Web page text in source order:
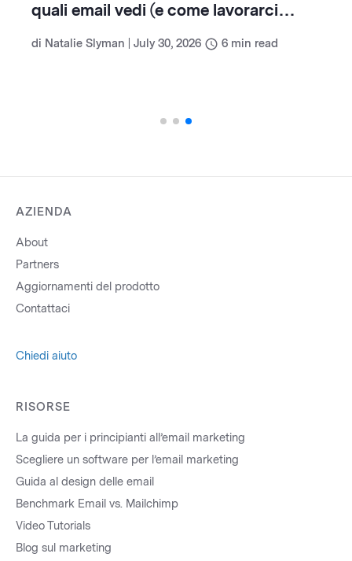
quali email vedi (e come lavorarci
insieme)
di Natalie Slyman July 30, 2026 6 min read
AZIENDA
About
Partners
Aggiornamenti del prodotto
Contattaci
Chiedi aiuto
RISORSE
La guida per i principianti all’email marketing
Scegliere un software per l’email marketing
Guida al design delle email
Benchmark Email vs. Mailchimp
Video Tutorials
Blog sul marketing